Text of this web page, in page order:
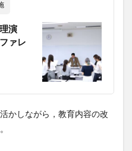
演
ァレ
かしながら，教育内容の改